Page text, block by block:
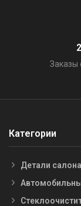
Заказы
Категории
Детали